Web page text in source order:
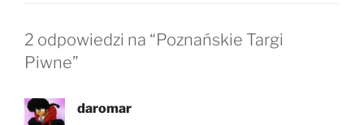
2 odpowiedzi na “Poznańskie Targi
Piwne”
daromar